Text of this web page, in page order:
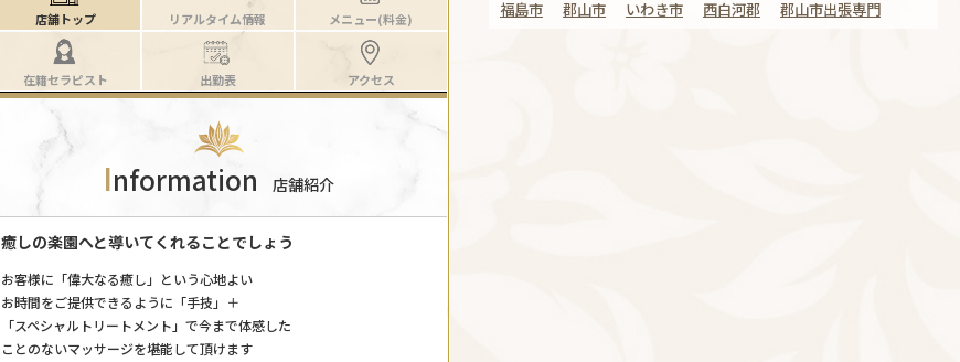
福島市 郡山市 いわき市 西白河郡 郡山市出張専門
店舗トップ リアルタイム情報 メニュー(料金)
在籍セラピスト 出勤表 アクセス
Information 店舗紹介
癒しの楽園へと導いてくれることでしょう
お客様に「偉大なる癒し」という心地よい
お時間をご提供できるように「手技」＋
「スペシャルトリートメント」で今まで体感した
ことのないマッサージを堪能して頂けます